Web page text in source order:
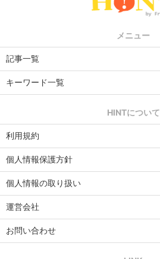
メニュー
記事一覧
キーワード一覧
HINTについて
利用規約
個人情報保護方針
個人情報の取り扱い
運営会社
お問い合わせ